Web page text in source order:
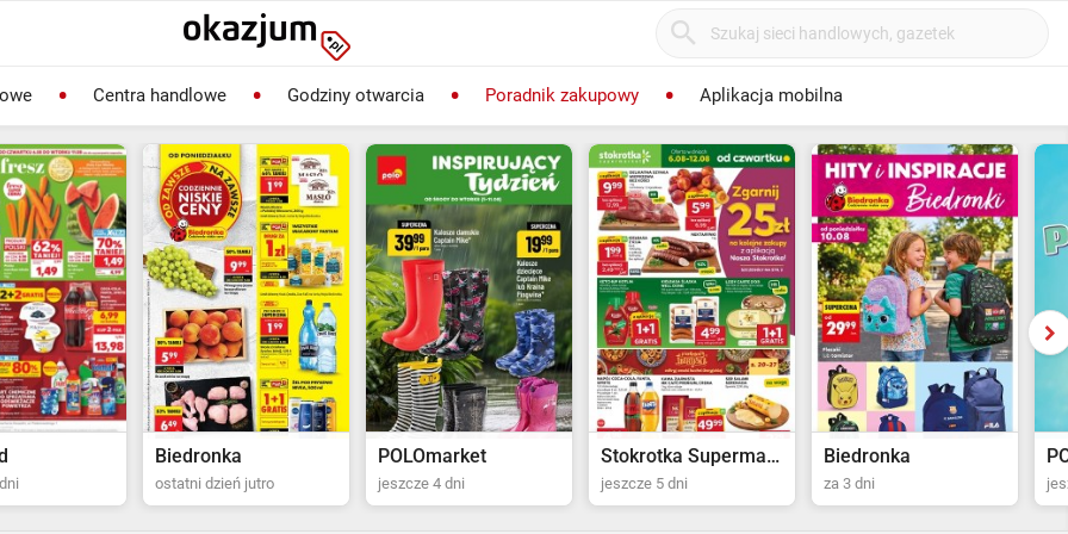
Centra handlowe Godziny otwarcia Poradnik zakupowy Aplikacja mobilna
jutro
POLOmarket
jeszcze 4 dni jeszcze 5 dni
Biedronka
za 3 dni
POLOmarket
jeszcze 20 dni